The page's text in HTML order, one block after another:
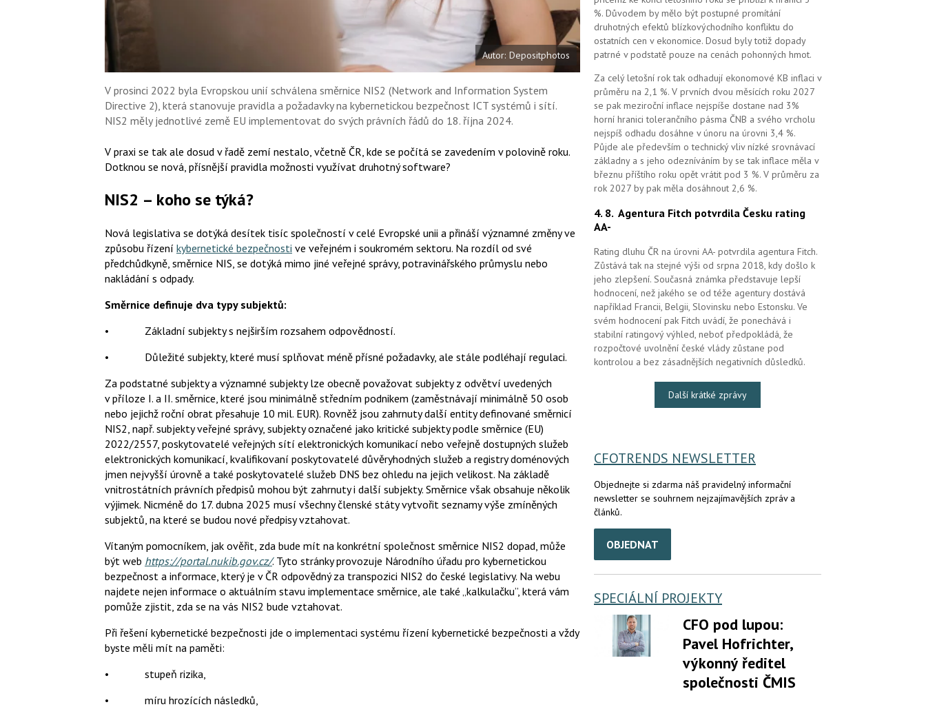
Autor: Depositphotos
V prosinci 2022 byla Evropskou unií schválena směrnice NIS2 (Network and Information System
Directive 2), která stanovuje pravidla a požadavky na kybernetickou bezpečnost ICT systémů i sítí.
NIS2 měly jednotlivé země EU implementovat do svých právních řádů do 18. října 2024.
V praxi se tak ale dosud v řadě zemí nestalo, včetně ČR, kde se počítá se zavedením v polovině roku.
Dotknou se nová, přísnější pravidla možnosti využívat druhotný software?
NIS2 – koho se týká?
Nová legislativa se dotýká desítek tisíc společností v celé Evropské unii a přináší významné změny ve
způsobu řízení kybernetické bezpečnosti ve veřejném i soukromém sektoru. Na rozdíl od své
předchůdkyně, směrnice NIS, se dotýká mimo jiné veřejné správy, potravinářského průmyslu nebo
nakládání s odpady.
Směrnice definuje dva typy subjektů:
• Základní subjekty s nejširším rozsahem odpovědností.
• Důležité subjekty, které musí splňovat méně přísné požadavky, ale stále podléhají regulaci.
Za podstatné subjekty a významné subjekty lze obecně považovat subjekty z odvětví uvedených
v příloze I. a II. směrnice, které jsou minimálně středním podnikem (zaměstnávají minimálně 50 osob
nebo jejichž roční obrat přesahuje 10 mil. EUR). Rovněž jsou zahrnuty další entity definované směrnicí
NIS2, např. subjekty veřejné správy, subjekty označené jako kritické subjekty podle směrnice (EU)
2022/2557, poskytovatelé veřejných sítí elektronických komunikací nebo veřejně dostupných služeb
elektronických komunikací, kvalifikovaní poskytovatelé důvěryhodných služeb a registry doménových
jmen nejvyšší úrovně a také poskytovatelé služeb DNS bez ohledu na jejich velikost. Na základě
vnitrostátních právních předpisů mohou být zahrnuty i další subjekty. Směrnice však obsahuje několik
výjimek. Nicméně do 17. dubna 2025 musí všechny členské státy vytvořit seznamy výše zmíněných
subjektů, na které se budou nové předpisy vztahovat.
Vítaným pomocníkem, jak ověřit, zda bude mít na konkrétní společnost směrnice NIS2 dopad, může
být web https://portal.nukib.gov.cz/. Tyto stránky provozuje Národního úřadu pro kybernetickou
bezpečnost a informace, který je v ČR odpovědný za transpozici NIS2 do české legislativy. Na webu
najdete nejen informace o aktuálním stavu implementace směrnice, ale také „kalkulačku”, která vám
pomůže zjistit, zda se na vás NIS2 bude vztahovat.
Při řešení kybernetické bezpečnosti jde o implementaci systému řízení kybernetické bezpečnosti a vždy
byste měli mít na paměti:
• stupeň rizika,
• míru hrozících následků,
%. Důvodem by mělo být postupné promítání
druhotných efektů blízkovýchodního konfliktu do
ostatních cen v ekonomice. Dosud byly totiž dopady
patrné v podstatě pouze na cenách pohonných hmot.
Za celý letošní rok tak odhadují ekonomové KB inflaci v
průměru na 2,1 %. V prvních dvou měsících roku 2027
se pak meziroční inflace nejspíše dostane nad 3%
horní hranici tolerančního pásma ČNB a svého vrcholu
nejspíš odhadu dosáhne v únoru na úrovni 3,4 %.
Půjde ale především o technický vliv nízké srovnávací
základny a s jeho odezníváním by se tak inflace měla v
březnu příštího roku opět vrátit pod 3 %. V průměru za
rok 2027 by pak měla dosáhnout 2,6 %.
4. 8. Agentura Fitch potvrdila Česku rating
AA-
Rating dluhu ČR na úrovni AA- potvrdila agentura Fitch.
Zůstává tak na stejné výši od srpna 2018, kdy došlo k
jeho zlepšení. Současná známka představuje lepší
hodnocení, než jakého se od téže agentury dostává
například Francii, Belgii, Slovinsku nebo Estonsku. Ve
svém hodnocení pak Fitch uvádí, že ponechává i
stabilní ratingový výhled, neboť předpokládá, že
rozpočtové uvolnění české vlády zůstane pod
kontrolou a bez zásadnějších negativních důsledků.
Další krátké zprávy
CFOTRENDS NEWSLETTER
Objednejte si zdarma náš pravidelný informační
newsletter se souhrnem nejzajímavějších zpráv a
článků.
OBJEDNAT
SPECIÁLNÍ PROJEKTY
CFO pod lupou:
Pavel Hofrichter,
výkonný ředitel
společnosti ČMIS